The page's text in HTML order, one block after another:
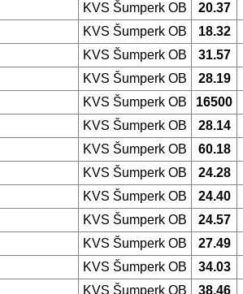
KVS Šumperk OB 20.37
KVS Šumperk OB 18.32
KVS Šumperk OB 31.57
KVS Šumperk OB 28.19
KVS Šumperk OB 16500
KVS Šumperk OB 28.14
KVS Šumperk OB 60.18
KVS Šumperk OB 24.28
KVS Šumperk OB 24.40
KVS Šumperk OB 24.57
KVS Šumperk OB 27.49
KVS Šumperk OB 34.03
KVS Šumperk OB 38.46